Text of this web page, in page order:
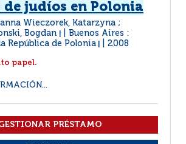
de judíos en Polonia
Wieczorek, Katarzyna ;
Bogdan
Buenos Aires :
República de Polonia
2008
papel.